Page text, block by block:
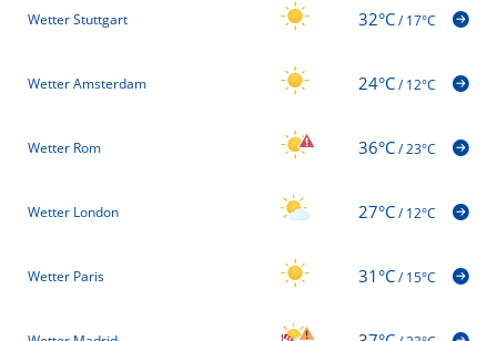
Wetter Stuttgart 32°C/17°C
Wetter Amsterdam 24°C/12°C
Wetter Rom 36°C/23°C
Wetter London 27°C/12°C
Wetter Paris 31°C/15°C